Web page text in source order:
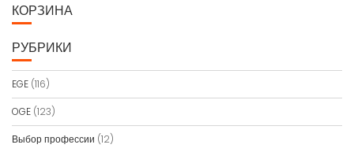
КОРЗИНА
РУБРИКИ
EGE (116)
OGE (123)
Выбор профессии (12)